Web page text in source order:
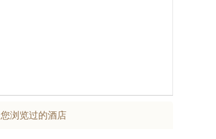
您浏览过的酒店